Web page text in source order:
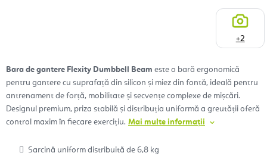
Bara de gantere Flexity Dumbbell Beam este o bară ergonomică
pentru gantere cu suprafață din silicon și miez din fontă, ideală pentru
antrenament de forță, mobilitate și secvențe complexe de mișcări.
Designul premium, priza stabilă și distribuția uniformă a greutății oferă
control maxim în fiecare exercițiu. Mai multe informații
Sarcină uniform distribuită de 6,8 kg
+2